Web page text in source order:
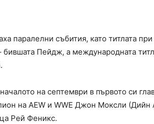
паралелни събития, като титлата
Пейдж, а международната
на септември в първото си
на AEW и WWE Джон Моксли (Дийн
Рей Феникс.